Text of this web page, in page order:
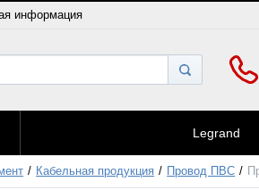
информация
Legrand
Кабельная продукция Провод ПВС